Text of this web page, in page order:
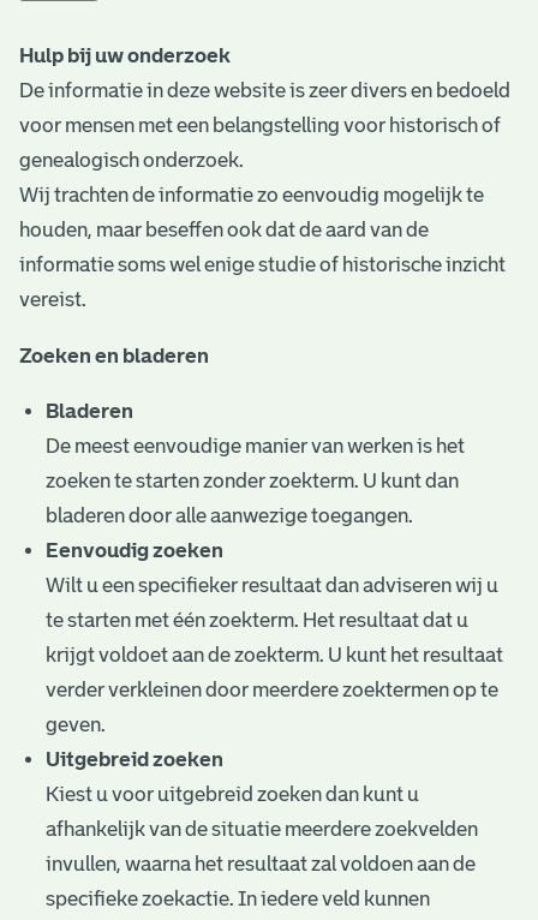
a
r
i
ë
l
e
c
e
Hulp bij uw onderzoek
De informatie in deze website is zeer divers en bedoeld
voor mensen met een belangstelling voor historisch of
genealogisch onderzoek.
Wij trachten de informatie zo eenvoudig mogelijk te
houden, maar beseffen ook dat de aard van de
informatie soms wel enige studie of historische inzicht
vereist.
Zoeken en bladeren
Bladeren
De meest eenvoudige manier van werken is het
zoeken te starten zonder zoekterm. U kunt dan
bladeren door alle aanwezige toegangen.
Eenvoudig zoeken
Wilt u een specifieker resultaat dan adviseren wij u
te starten met één zoekterm. Het resultaat dat u
krijgt voldoet aan de zoekterm. U kunt het resultaat
verder verkleinen door meerdere zoektermen op te
geven.
Uitgebreid zoeken
Kiest u voor uitgebreid zoeken dan kunt u
afhankelijk van de situatie meerdere zoekvelden
invullen, waarna het resultaat zal voldoen aan de
specifieke zoekactie. In iedere veld kunnen